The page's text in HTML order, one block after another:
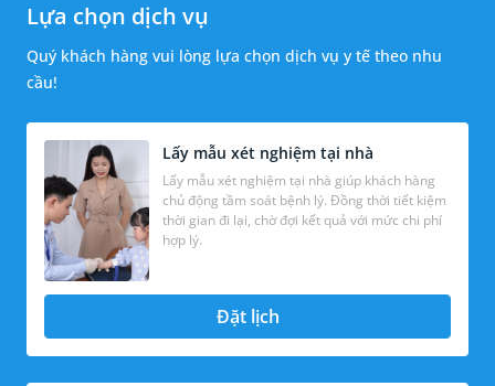
Lựa chọn dịch vụ
Quý khách hàng vui lòng lựa chọn dịch vụ y tế theo nhu
cầu!
Lấy mẫu xét nghiệm tại nhà
Lấy mẫu xét nghiệm tại nhà giúp khách hàng
chủ động tầm soát bệnh lý. Đồng thời tiết kiệm
thời gian đi lại, chờ đợi kết quả với mức chi phí
hợp lý.
Đặt lịch